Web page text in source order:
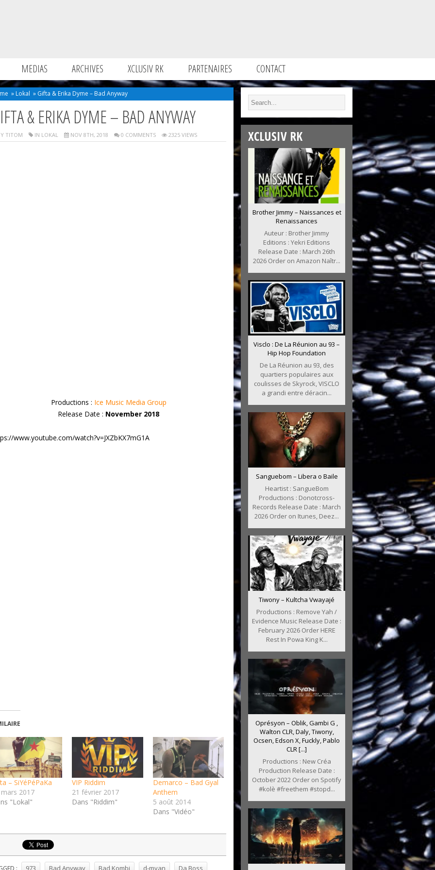
MEDIAS ARCHIVES XCLUSIV RK PARTENAIRES CONTACT
» Lokal » Gifta & Erika Dyme – Bad Anyway
& ERIKA DYME – BAD ANYWAY
TITOM IN LOKAL NOV 8TH, 2018 0 COMMENTS 2325 VIEWS
Productions : Ice Music Media Group
Release Date : November 2018
www.youtube.com/watch?v=JXZbKX7mG1A
– SiYéPéPaKa
2017
"Lokal"
VIP Riddim
21 février 2017
Dans "Riddim"
Demarco – Bad Gyal
Anthem
5 août 2014
Dans "Vidéo"
: 973 Bad Anyway Bad Kombi d-myan Da Boss
XCLUSIV RK
Brother Jimmy – Naissances et
Renaissances
Auteur : Brother Jimmy
Editions : Yekri Editions
Release Date : March 26th
2026 Order on Amazon Naîtr...
Visclo : De La Réunion au 93 –
Hip Hop Foundation
De La Réunion au 93, des
quartiers populaires aux
coulisses de Skyrock, VISCLO
a grandi entre déracin...
Sanguebom – Libera o Baile
Heartist : SangueBom
Productions : Donotcross-
Records Release Date : March
2026 Order on Itunes, Deez...
Tiwony – Kultcha Vwayajé
Productions : Remove Yah /
Evidence Music Release Date :
February 2026 Order HERE
Rest In Powa King K...
Oprésyon – Oblik, Gambi G ,
Walton CLR, Daly, Tiwony,
Ocsen, Edson X, Fuckly, Pablo
CLR [...]
Productions : New Créa
Production Release Date :
October 2022 Order on Spotify
#kolè #freethem #stopd...